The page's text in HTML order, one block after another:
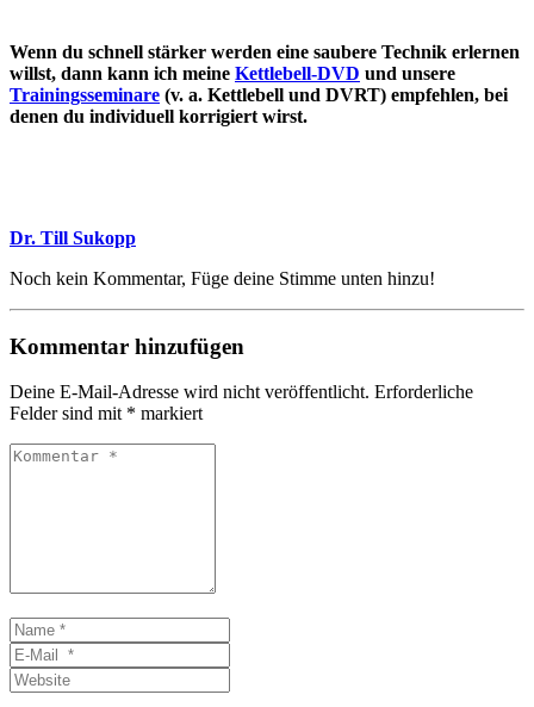
Wenn du schnell stärker werden eine saubere Technik erlernen
willst, dann kann ich meine Kettlebell-DVD und unsere
Trainingsseminare (v. a. Kettlebell und DVRT) empfehlen, bei
denen du individuell korrigiert wirst.
Dr. Till Sukopp
Noch kein Kommentar, Füge deine Stimme unten hinzu!
Kommentar hinzufügen
Deine E-Mail-Adresse wird nicht veröffentlicht. Erforderliche
Felder sind mit * markiert
Kommentar
Name
*E-
Mail
*
Website